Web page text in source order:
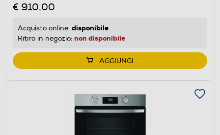
€ 910,00
Acquisto online: disponibile
Ritiro in negozio: non disponibile
AGGIUNGI